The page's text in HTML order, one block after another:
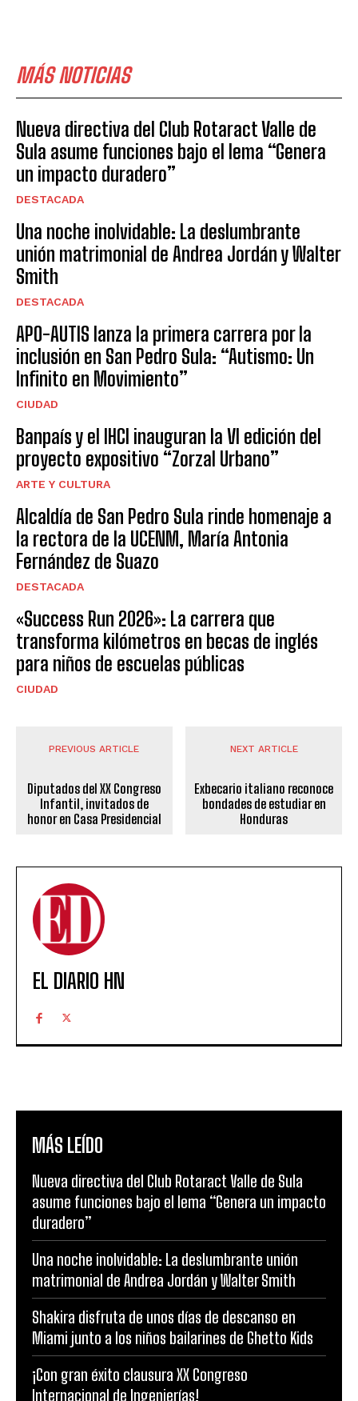
MÁS NOTICIAS
Nueva directiva del Club Rotaract Valle de
Sula asume funciones bajo el lema “Genera
un impacto duradero”
DESTACADA
Una noche inolvidable: La deslumbrante
unión matrimonial de Andrea Jordán y Walter
Smith
DESTACADA
APO-AUTIS lanza la primera carrera por la
inclusión en San Pedro Sula: “Autismo: Un
Infinito en Movimiento”
CIUDAD
Banpaís y el IHCI inauguran la VI edición del
proyecto expositivo “Zorzal Urbano”
ARTE Y CULTURA
Alcaldía de San Pedro Sula rinde homenaje a
la rectora de la UCENM, María Antonia
Fernández de Suazo
DESTACADA
«Success Run 2026»: La carrera que
transforma kilómetros en becas de inglés
para niños de escuelas públicas
CIUDAD
PREVIOUS ARTICLE
Diputados del XX Congreso
Infantil, invitados de
honor en Casa Presidencial
NEXT ARTICLE
Exbecario italiano reconoce
bondades de estudiar en
Honduras
EL DIARIO HN
MÁS LEÍDO
Nueva directiva del Club Rotaract Valle de Sula
asume funciones bajo el lema “Genera un impacto
duradero”
Una noche inolvidable: La deslumbrante unión
matrimonial de Andrea Jordán y Walter Smith
Shakira disfruta de unos días de descanso en
Miami junto a los niños bailarines de Ghetto Kids
¡Con gran éxito clausura XX Congreso
Internacional de Ingenierías!